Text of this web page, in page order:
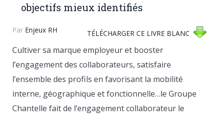
objectifs mieux identifiés
Par Enjeux RH TÉLÉCHARGER CE LIVRE BLANC
Cultiver sa marque employeur et booster
l’engagement des collaborateurs, satisfaire
l’ensemble des profils en favorisant la mobilité
interne, géographique et fonctionnelle…le Groupe
Chantelle fait de l’engagement collaborateur le